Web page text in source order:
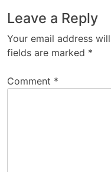
Leave a Reply
Your email address
fields are marked *
Comment *